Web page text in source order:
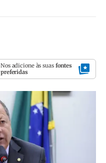
Nos adicione às suas fontes
preferidas